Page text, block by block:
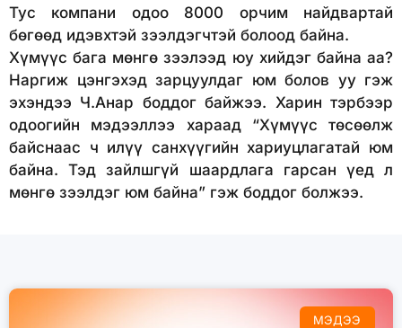
Тус компани одоо 8000 орчим найдвартай
бөгөөд идэвхтэй зээлдэгчтэй болоод байна.
Хүмүүс бага мөнгө зээлээд юу хийдэг байна аа?
Наргиж цэнгэхэд зарцуулдаг юм болов уу гэж
эхэндээ Ч.Анар боддог байжээ. Харин тэрбээр
одоогийн мэдээллээ хараад “Хүмүүс төсөөлж
байснаас ч илүү санхүүгийн хариуцлагатай юм
байна. Тэд зайлшгүй шаардлага гарсан үед л
мөнгө зээлдэг юм байна” гэж боддог болжээ.
МЭДЭЭ